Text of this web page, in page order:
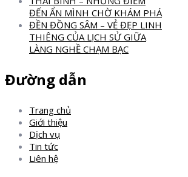
ĐẾN ẨN MÌNH CHỜ KHÁM PHÁ
ĐỀN ĐỒNG SÂM – VẺ ĐẸP LINH
THIÊNG CỦA LỊCH SỬ GIỮA
LÀNG NGHỀ CHẠM BẠC
Đường dẫn
Trang chủ
Giới thiệu
Dịch vụ
Tin tức
Liên hệ